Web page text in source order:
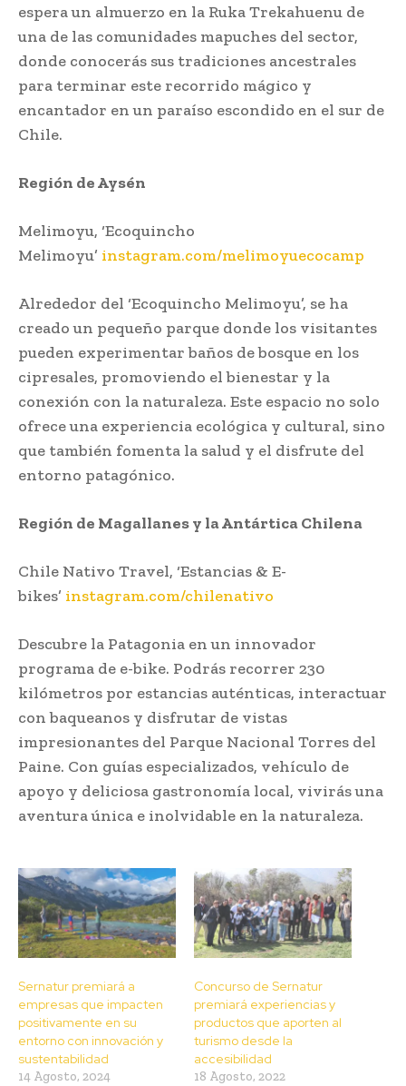
espera un almuerzo en la Ruka Trekahuenu de
una de las comunidades mapuches del sector,
donde conocerás sus tradiciones ancestrales
para terminar este recorrido mágico y
encantador en un paraíso escondido en el sur de
Chile.
Región de Aysén
Melimoyu, ‘Ecoquincho
Melimoyu’ instagram.com/melimoyuecocamp
Alrededor del ‘Ecoquincho Melimoyu’, se ha
creado un pequeño parque donde los visitantes
pueden experimentar baños de bosque en los
cipresales, promoviendo el bienestar y la
conexión con la naturaleza. Este espacio no solo
ofrece una experiencia ecológica y cultural, sino
que también fomenta la salud y el disfrute del
entorno patagónico.
Región de Magallanes y la Antártica Chilena
Chile Nativo Travel, ‘Estancias & E-
bikes’ instagram.com/chilenativo
Descubre la Patagonia en un innovador
programa de e-bike. Podrás recorrer 230
kilómetros por estancias auténticas, interactuar
con baqueanos y disfrutar de vistas
impresionantes del Parque Nacional Torres del
Paine. Con guías especializados, vehículo de
apoyo y deliciosa gastronomía local, vivirás una
aventura única e inolvidable en la naturaleza.
Sernatur premiará a
empresas que impacten
positivamente en su
entorno con innovación y
sustentabilidad
14 Agosto, 2024
Concurso de Sernatur
premiará experiencias y
productos que aporten al
turismo desde la
accesibilidad
18 Agosto, 2022